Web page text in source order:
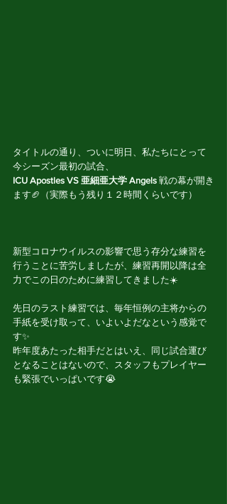
タイトルの通り、ついに明日、私たちにとって
今シーズン最初の試合、
ICU Apostles VS 亜細亜大学 Angels 戦の幕が開き
ます🏈（実際もう残り１２時間くらいです）
新型コロナウイルスの影響で思う存分な練習を
行うことに苦労しましたが、練習再開以降は全
力でこの日のために練習してきました☀️
先日のラスト練習では、毎年恒例の主将からの
手紙を受け取って、いよいよだなという感覚で
す✨
昨年度あたった相手だとはいえ、同じ試合運び
となることはないので、スタッフもプレイヤー
も緊張でいっぱいです😭